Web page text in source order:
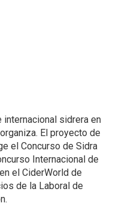
internacional sidrera en
El proyecto de
el Concurso de Sidra
Internacional de
el CiderWorld de
de la Laboral de